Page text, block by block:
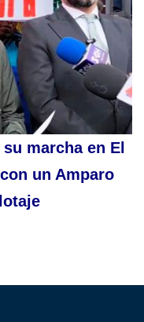
marcha en El
un Amparo